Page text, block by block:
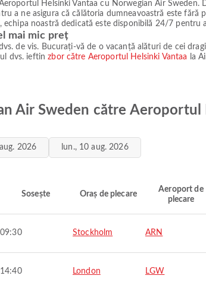
Helsinki Vantaa cu Norwegian Air Sweden.
a ne asigura că călătoria dumneavoastră este fără
echipa noastră dedicată este disponibilă 24/7
mai mic preț
de vis. Bucurați-vă de o vacanță alături de cei
dvs. ieftinzbor către Aeroportul Helsinki Vantaa
la
Air Sweden către Aeroportul
2026 lun., 10 aug. 2026
Sosește Oraș de plecare
Aeroport de
plecare
09:30 Stockholm ARN
14:40 London LGW